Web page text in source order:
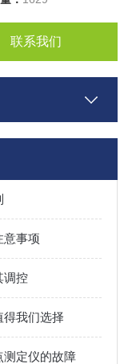
联系我们
意事项
调控
得我们选择
测定仪的故障